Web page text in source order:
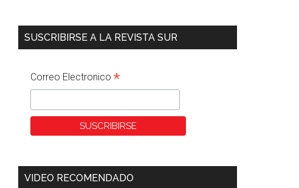
SUSCRIBIRSE A LA REVISTA SUR
Correo Electronico *
VIDEO RECOMENDADO